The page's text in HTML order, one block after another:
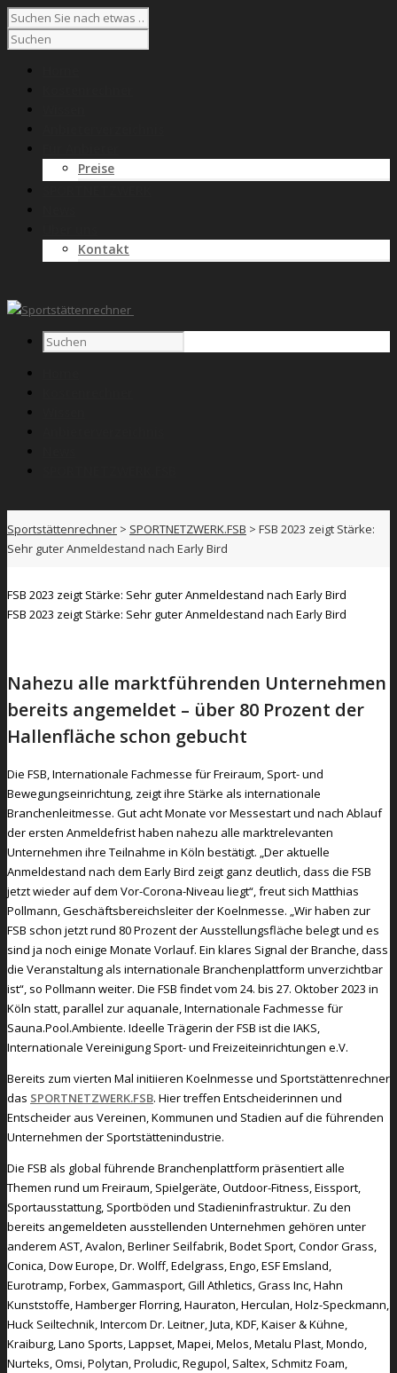
Preise
Kontakt
Sportstättenrechner > SPORTNETZWERK.FSB > FSB 2023 zeigt Stärke:
Sehr guter Anmeldestand nach Early Bird
FSB 2023 zeigt Stärke: Sehr guter Anmeldestand nach Early Bird
FSB 2023 zeigt Stärke: Sehr guter Anmeldestand nach Early Bird
Nahezu alle marktführenden Unternehmen
bereits angemeldet – über 80 Prozent der
Hallenfläche schon gebucht
Die FSB, Internationale Fachmesse für Freiraum, Sport- und
Bewegungseinrichtung, zeigt ihre Stärke als internationale
Branchenleitmesse. Gut acht Monate vor Messestart und nach Ablauf
der ersten Anmeldefrist haben nahezu alle marktrelevanten
Unternehmen ihre Teilnahme in Köln bestätigt. „Der aktuelle
Anmeldestand nach dem Early Bird zeigt ganz deutlich, dass die FSB
jetzt wieder auf dem Vor-Corona-Niveau liegt“, freut sich Matthias
Pollmann, Geschäftsbereichsleiter der Koelnmesse. „Wir haben zur
FSB schon jetzt rund 80 Prozent der Ausstellungsfläche belegt und es
sind ja noch einige Monate Vorlauf. Ein klares Signal der Branche, dass
die Veranstaltung als internationale Branchenplattform unverzichtbar
ist“, so Pollmann weiter. Die FSB findet vom 24. bis 27. Oktober 2023 in
Köln statt, parallel zur aquanale, Internationale Fachmesse für
Sauna.Pool.Ambiente. Ideelle Trägerin der FSB ist die IAKS,
Internationale Vereinigung Sport- und Freizeiteinrichtungen e.V.
Bereits zum vierten Mal initiieren Koelnmesse und Sportstättenrechner
das SPORTNETZWERK.FSB. Hier treffen Entscheiderinnen und
Entscheider aus Vereinen, Kommunen und Stadien auf die führenden
Unternehmen der Sportstättenindustrie.
Die FSB als global führende Branchenplattform präsentiert alle
Themen rund um Freiraum, Spielgeräte, Outdoor-Fitness, Eissport,
Sportausstattung, Sportböden und Stadieninfrastruktur. Zu den
bereits angemeldeten ausstellenden Unternehmen gehören unter
anderem AST, Avalon, Berliner Seilfabrik, Bodet Sport, Condor Grass,
Conica, Dow Europe, Dr. Wolff, Edelgrass, Engo, ESF Emsland,
Eurotramp, Forbex, Gammasport, Gill Athletics, Grass Inc, Hahn
Kunststoffe, Hamberger Florring, Hauraton, Herculan, Holz-Speckmann,
Huck Seiltechnik, Intercom Dr. Leitner, Juta, KDF, Kaiser & Kühne,
Kraiburg, Lano Sports, Lappset, Mapei, Melos, Metalu Plast, Mondo,
Nurteks, Omsi, Polytan, Proludic, Regupol, Saltex, Schmitz Foam,